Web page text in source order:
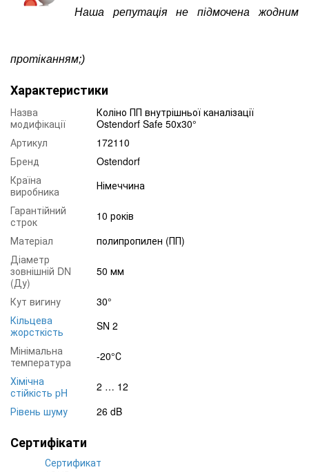
Наша репутація не підмочена жодним
протіканням;)
Характеристики
Назва
модифікації
Коліно ПП внутрішньої каналізації
Ostendorf Safe 50х30°
Артикул
172110
Бренд
Ostendorf
Країна
виробника
Німеччина
Гарантійний
строк
10 років
Матеріал
полипропилен (ПП)
Діаметр
зовнішній DN
(Ду)
50 мм
Кут вигину
30°
Кільцева
жорсткість
SN 2
Мінімальна
температура
-20°С
Хімічна
стійкість pH
2 … 12
Рівень шуму
26 dB
Сертифікати
Сертификат